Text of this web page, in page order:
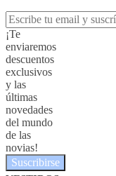
¡Te
enviaremos
descuentos
exclusivos
y las
últimas
novedades
del mundo
de las
novias!
Suscribirse